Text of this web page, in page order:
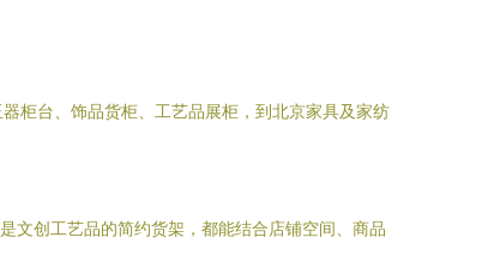
柜台、饰品货柜、工艺品展柜，到北京家具及家纺
文创工艺品的简约货架，都能结合店铺空间、商品